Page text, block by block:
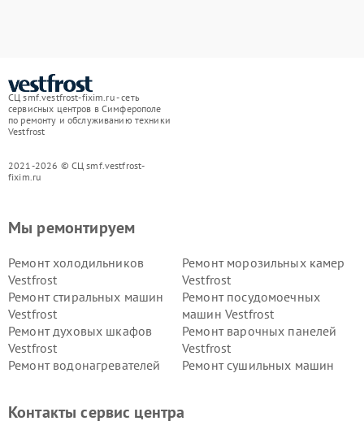
СЦ smf.vestfrost-fixim.ru - сеть
сервисных центров в Симферополе
по ремонту и обслуживанию техники
Vestfrost
2021-2026 © СЦ smf.vestfrost-
fixim.ru
Мы ремонтируем
Ремонт холодильников
Vestfrost
Ремонт морозильных камер
Vestfrost
Ремонт стиральных машин
Vestfrost
Ремонт посудомоечных
машин Vestfrost
Ремонт духовых шкафов
Vestfrost
Ремонт варочных панелей
Vestfrost
Ремонт водонагревателей
Ремонт сушильных машин
Vestfrost
Контакты сервис центра